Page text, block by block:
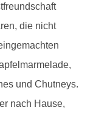
die nicht
und Chutneys.
nach Hause,